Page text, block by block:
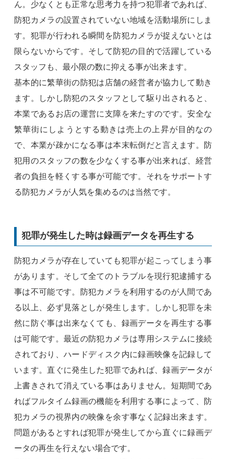
ん。少なくとも正常な思考力を持つ犯罪者であれば、
防犯カメラの設置されていない地域を活動場所にしま
す。犯罪が行われる瞬間を防犯カメラが捉えないとは
限らないからです。そして防犯の目的で活躍している
スタッフも、最小限の数に抑える事が出来ます。
基本的に繁華街の防犯は店舗の経営者が協力して動き
ます。しかし防犯のスタッフとして駆り出されると、
本業であるお店の運営に支障を来たすのです。安全な
繁華街にしようとする動きは売上の上昇が目的なの
で、本業が疎かになる事は本末転倒だと言えます。防
犯用のスタッフの数を少なくする事が出来れば、経営
者の負担を軽くする事が可能です。それをサポートす
る防犯カメラが人気を集めるのは当然です。
犯罪が発生した時は録画データを再生する
防犯カメラが存在していても犯罪が起こってしまう事
があります。そして全てのトラブルを現行犯逮捕する
事は不可能です。防犯カメラを利用するのが人間であ
る以上、必ず見落としが発生します。しかし犯罪を未
然に防ぐ事は出来なくても、録画データを再生する事
は可能です。最近の防犯カメラは専用システムに接続
されており、ハードディスク内に録画映像を記録して
います。直ぐに発生した犯罪であれば、録画データが
上書きされて消えている事はありません。短期間であ
ればフルタイム録画の機能を利用する事によって、防
犯カメラの視界内の映像を余す事なく記録出来ます。
問題があるとすれば犯罪が発生してから直ぐに録画デ
ータの再生を行えない場合です。